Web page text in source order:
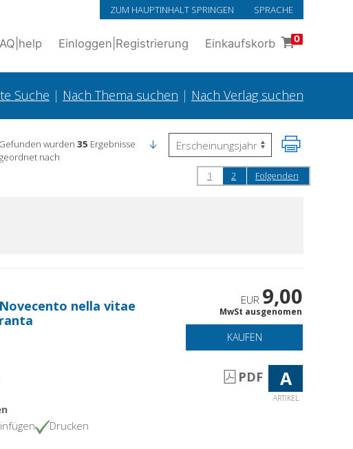
ZUM HAUPTINHALT SPRINGEN SPRACHE
help Einloggen Registrierung Einkaufskorb 0
Suche | Nach Thema suchen | Nach Verlag suchen
Gefunden wurden 35 Ergebnisse
geordnet nach
1 2 Folgenden
nella vitae
Drucken
EUR 9,00
MwSt ausgenomen
KAUFEN
PDF A
ARTIKEL